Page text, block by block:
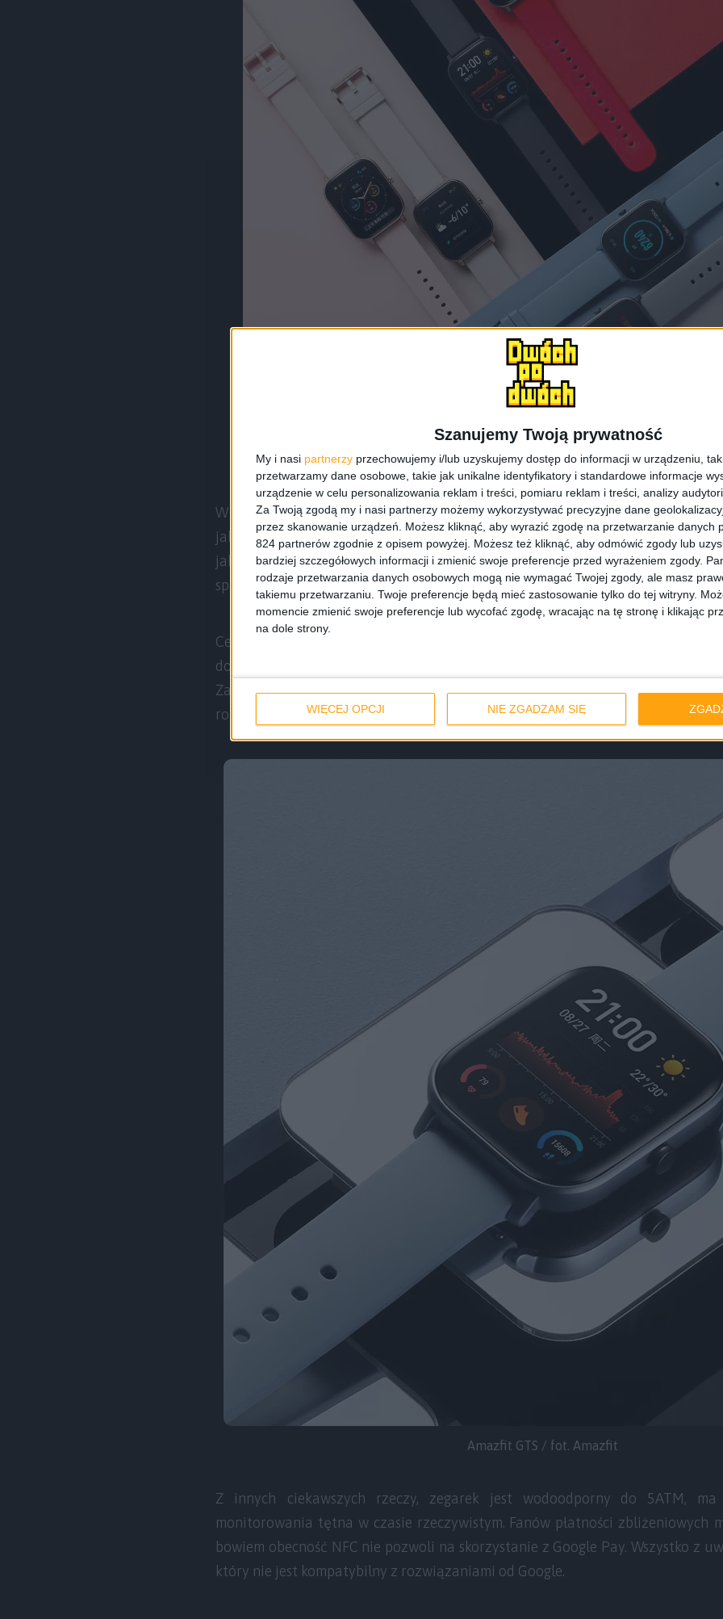
Szanujemy Twoją prywatność
My i nasi partnerzy przechowujemy i/lub uzyskujemy dostęp do informacji w urządzeniu,
przetwarzamy dane osobowe, takie jak unikalne identyfikatory i standardowe informacje
urządzenie w celu personalizowania reklam i treści, pomiaru reklam i treści, analizy
Za Twoją zgodą my i nasi partnerzy możemy wykorzystywać precyzyjne dane
przez skanowanie urządzeń. Możesz kliknąć, aby wyrazić zgodę na przetwarzanie danych
824 partnerów zgodnie z opisem powyżej. Możesz też kliknąć, aby odmówić zgody lub
bardziej szczegółowych informacji i zmienić swoje preferencje przed wyrażeniem zgody.
rodzaje przetwarzania danych osobowych mogą nie wymagać Twojej zgody, ale masz
takiemu przetwarzaniu. Twoje preferencje będą mieć zastosowanie tylko do tej witryny.
momencie zmienić swoje preferencje lub wycofać zgodę, wracając na tę stronę i klikając
na dole strony.
WIĘCEJ OPCJI NIE ZGADZAM SIĘ
Amazfit GTS to wizualny klon Apple Watch / fot. Amazfit
W ostatnich godzinach w sieci pojawiły się informacje na temat nowego
jak kto woli Huami), konkretnie rzecz ujmując modelu Amazfit GTS. Na
jak wspomniany wyżej Apple Watch i to właśnie to jest szeroko
społeczność.
Centralną częścią tego urządzenia jest zaoblony wyświetlacz o przekątnej
doskonale czytelny w promieniach słońca, ponieważ został wykonany w
Zagęszczenie pikseli jest na wysokim poziomie, bo to aż 341 ppi. Jest to
rozdzielczości 442 x 348 pikseli.
Amazfit GTS / fot. Amazfit
Z innych ciekawszych rzeczy, zegarek jest wodoodporny do 5ATM,
monitorowania tętna w czasie rzeczywistym. Fanów płatności zbliżeniowych
bowiem obecność NFC nie pozwoli na skorzystanie z Google Pay. Wszystko z
który nie jest kompatybilny z rozwiązaniami od Google.